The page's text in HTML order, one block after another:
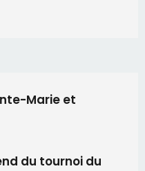
Marie et
du tournoi du